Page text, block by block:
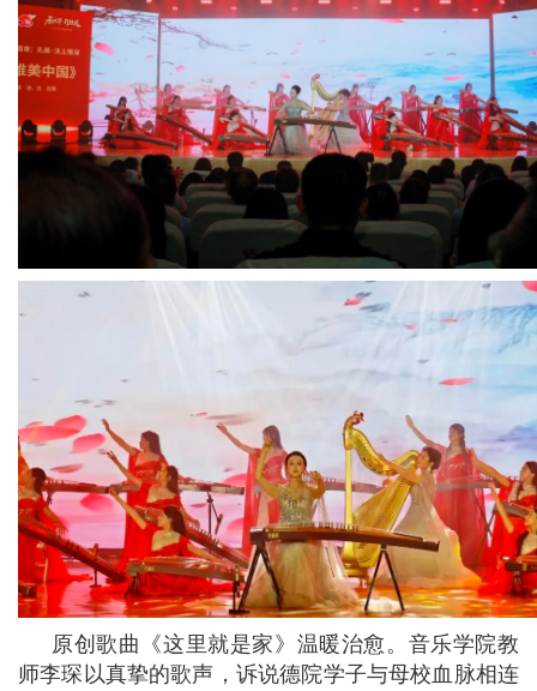
原创歌曲《这里就是家》温暖治愈。音乐学院教
师李琛以真挚的歌声，诉说德院学子与母校血脉相连